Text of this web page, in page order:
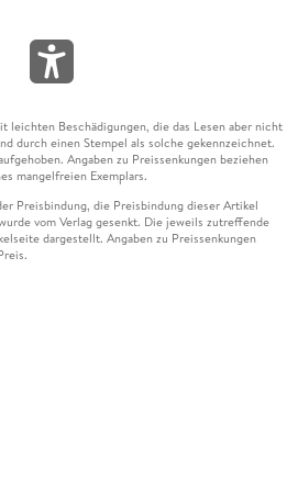
leichten Beschädigungen, die das Lesen aber nicht
durch einen Stempel als solche gekennzeichnet.
Angaben zu Preissenkungen beziehen
mangelfreien Exemplars.
Preisbindung, die Preisbindung dieser Artikel
vom Verlag gesenkt. Die jeweils zutreffende
dargestellt. Angaben zu Preissenkungen